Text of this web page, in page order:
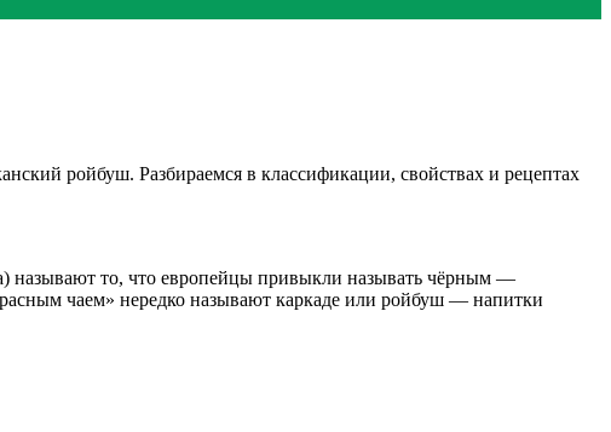
ройбуш. Разбираемся в классификации, свойствах и рецептах
называют то, что европейцы привыкли называть чёрным —
чаем» нередко называют каркаде или ройбуш — напитки